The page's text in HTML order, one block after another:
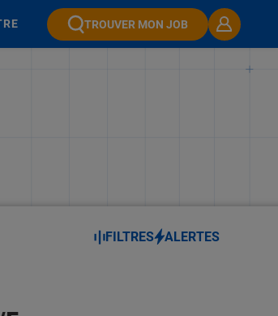
TROUVER MON JOB
FILTRES ALERTES